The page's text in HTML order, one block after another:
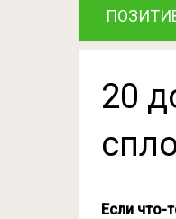
20
Если что-